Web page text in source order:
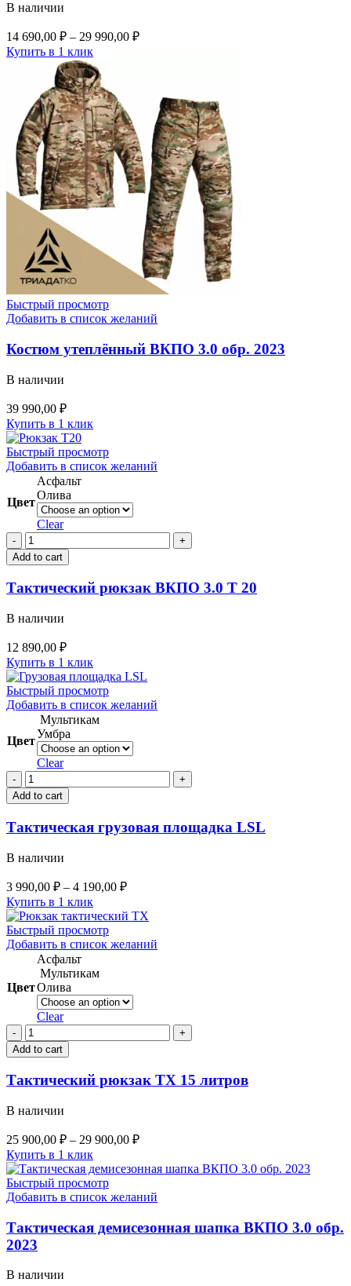
В наличии
14 690,00 ₽ – 29 990,00 ₽
Купить в 1 клик
Быстрый просмотр
Добавить в список желаний
Костюм утеплённый ВКПО 3.0 обр. 2023
В наличии
39 990,00 ₽
Купить в 1 клик
Быстрый просмотр
Добавить в список желаний
Цвет
Асфальт
Олива
Clear
Тактический
рюкзак
ВКПО
Т
quantity
Add to cart
Тактический рюкзак ВКПО 3.0 Т 20
В наличии
12 890,00 ₽
Купить в 1 клик
Быстрый просмотр
Добавить в список желаний
Цвет
Мультикам
Умбра
Clear
Тактическая
грузовая
площадка
quantity
Add to cart
Тактическая грузовая площадка LSL
В наличии
3 990,00 ₽ – 4 190,00 ₽
Купить в 1 клик
Быстрый просмотр
Добавить в список желаний
Цвет
Асфальт
Мультикам
Олива
Clear
Тактический
рюкзак
ТХ
литров
Add to cart
Тактический рюкзак ТХ 15 литров
В наличии
25 900,00 ₽ – 29 900,00 ₽
Купить в 1 клик
Быстрый просмотр
Добавить в список желаний
Тактическая демисезонная шапка ВКПО 3.0 обр.
2023
В наличии